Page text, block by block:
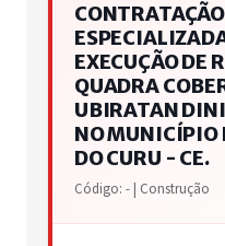
EXECUÇÃO DE
QUADRA
UBIRATAN
NO MUNICÍPIO
DO CURU - CE.
Código: - | Construção